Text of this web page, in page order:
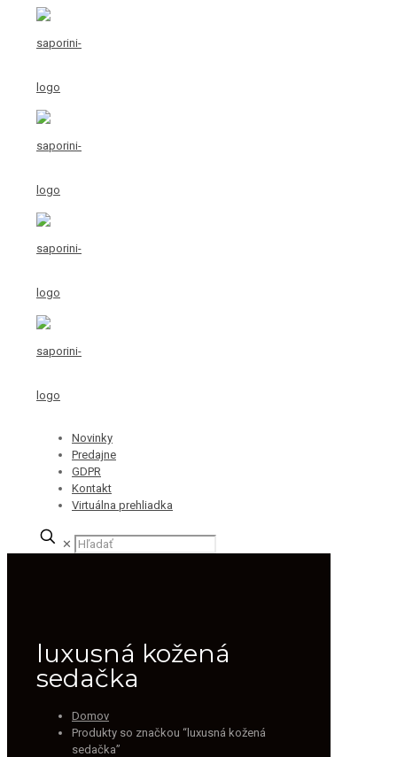
Novinky
Predajne
GDPR
Kontakt
Virtuálna prehliadka
✕
luxusná kožená
sedačka
Domov
Produkty so značkou “luxusná kožená
sedačka”